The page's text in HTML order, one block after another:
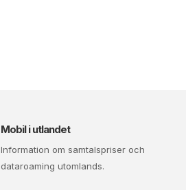
Mobil i utlandet
Information om samtalspriser och
dataroaming utomlands.